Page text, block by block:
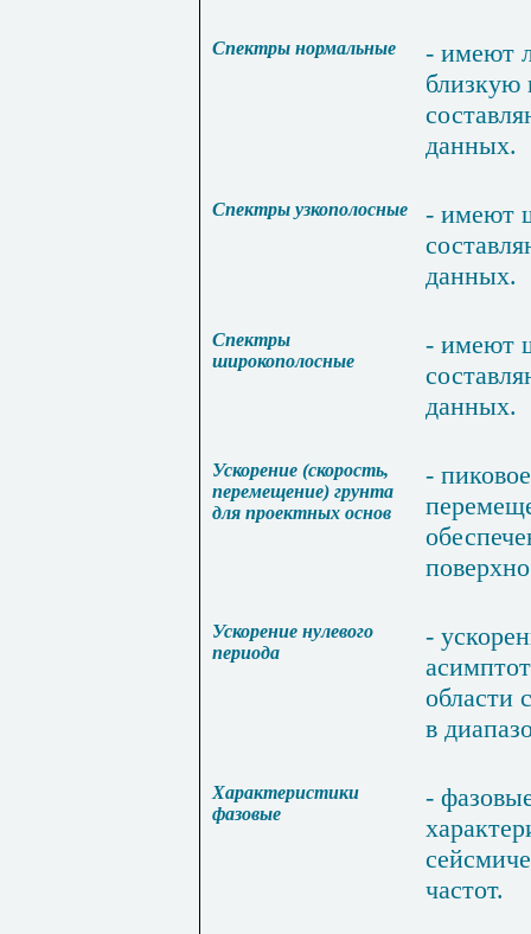
Спектры нормальные - имеют
близкую
данных.
Спектры узкополосные - имеют
данных.
Спектры
широкополосные
- имеют
данных.
Ускорение (скорость,
перемещение) грунта
для проектных основ
- пиковое
Ускорение нулевого
периода
-
области
в
Характеристики
фазовые
-
частот.